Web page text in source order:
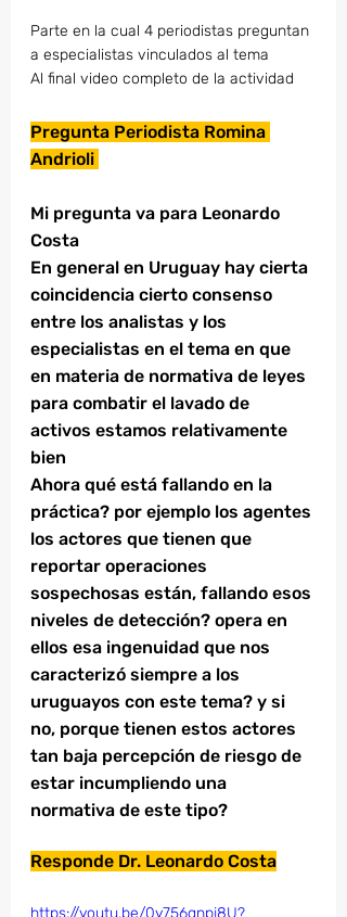
Parte en la cual 4 periodistas preguntan
a especialistas vinculados al tema
Al final video completo de la actividad
Pregunta Periodista Romina
Andrioli
Mi pregunta va para Leonardo
Costa
En general en Uruguay hay cierta
coincidencia cierto consenso
entre los analistas y los
especialistas en el tema en que
en materia de normativa de leyes
para combatir el lavado de
activos estamos relativamente
bien
Ahora qué está fallando en la
práctica? por ejemplo los agentes
los actores que tienen que
reportar operaciones
sospechosas están, fallando esos
niveles de detección? opera en
ellos esa ingenuidad que nos
caracterizó siempre a los
uruguayos con este tema? y si
no, porque tienen estos actores
tan baja percepción de riesgo de
estar incumpliendo una
normativa de este tipo?
Responde Dr. Leonardo Costa